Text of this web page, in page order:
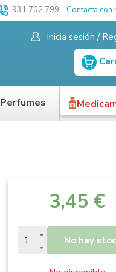
931 702 799 - Contacta
Inicia sesión /
Perfumes
3,45 €
No hay